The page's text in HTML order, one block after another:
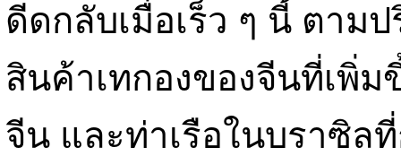
ดีดกลับเมื่อเร็ว ๆ นี้ ตาม
สินค้าเทกองของจีนที่เพิ่
จีน และท่าเรือในบราซิล